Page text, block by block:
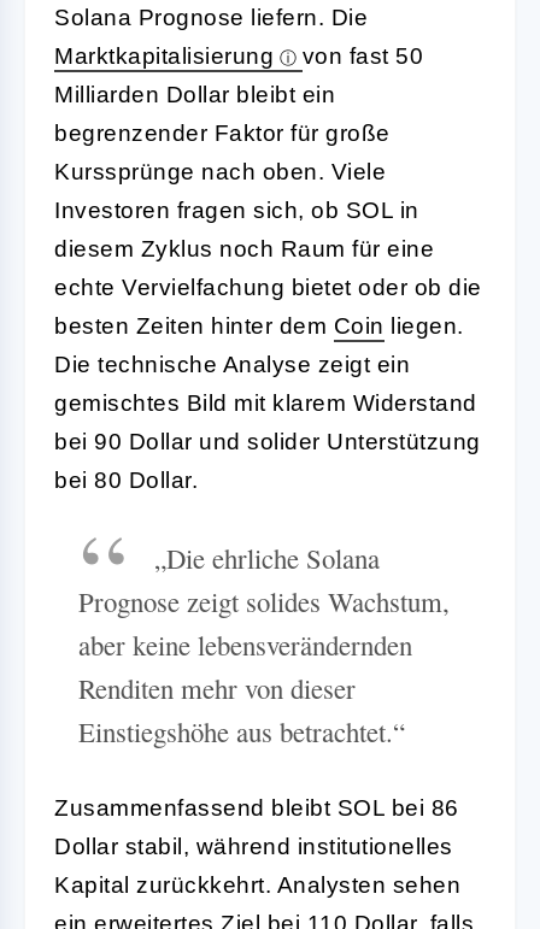
Solana Prognose liefern. Die
Marktkapitalisierung
von fast 50
Milliarden Dollar bleibt ein
begrenzender Faktor für große
Kurssprünge nach oben. Viele
Investoren fragen sich, ob SOL in
diesem Zyklus noch Raum für eine
echte Vervielfachung bietet oder ob die
besten Zeiten hinter dem Coin liegen.
Die technische Analyse zeigt ein
gemischtes Bild mit klarem Widerstand
bei 90 Dollar und solider Unterstützung
bei 80 Dollar.
„Die ehrliche Solana
Prognose zeigt solides Wachstum,
aber keine lebensverändernden
Renditen mehr von dieser
Einstiegshöhe aus betrachtet.“
Zusammenfassend bleibt SOL bei 86
Dollar stabil, während institutionelles
Kapital zurückkehrt. Analysten sehen
ein erweitertes Ziel bei 110 Dollar, falls